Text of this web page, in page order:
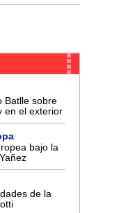
Batlle sobre
en el exterior
bajo la
de la